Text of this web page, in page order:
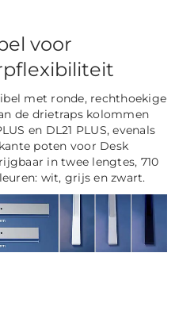
voor
met ronde, rechthoekige
de drietraps kolommen
en DL21 PLUS, evenals
poten voor Desk
in twee lengtes, 710
wit, grijs en zwart.